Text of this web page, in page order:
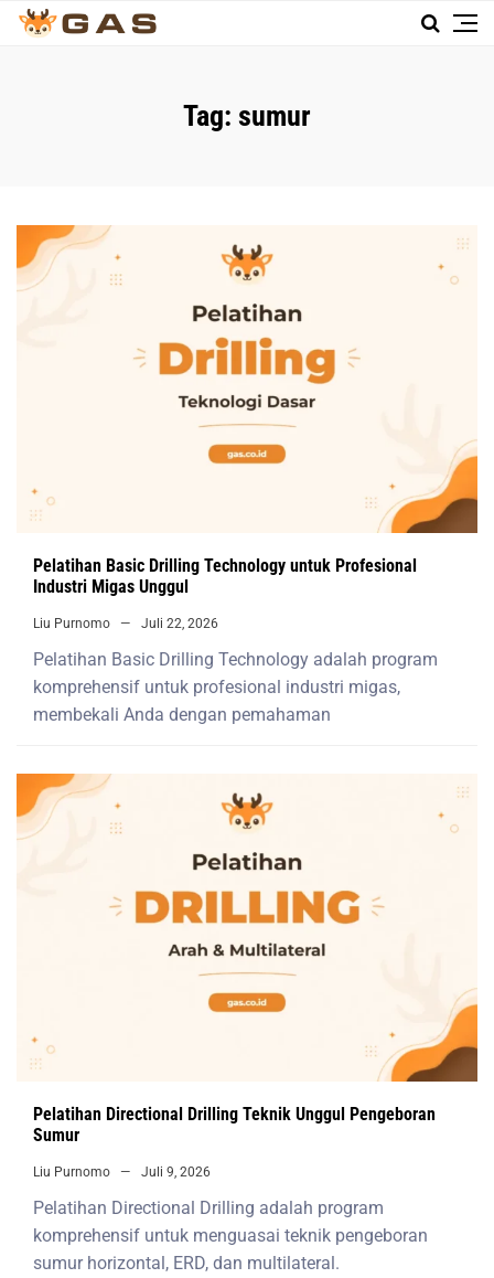
Tag: sumur
Pelatihan Basic Drilling Technology untuk Profesional
Industri Migas Unggul
Liu Purnomo Juli 22, 2026
Pelatihan Basic Drilling Technology adalah program
komprehensif untuk profesional industri migas,
membekali Anda dengan pemahaman
Pelatihan Directional Drilling Teknik Unggul Pengeboran
Sumur
Liu Purnomo Juli 9, 2026
Pelatihan Directional Drilling adalah program
komprehensif untuk menguasai teknik pengeboran
sumur horizontal, ERD, dan multilateral.